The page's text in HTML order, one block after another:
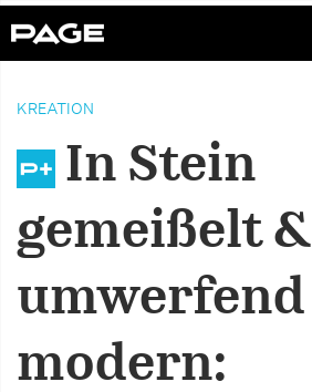
KREATION
In Stein
gemeißelt &
umwerfend
modern: